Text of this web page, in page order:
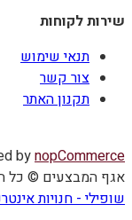
שירות לקוחות
תנאי שימוש
צור קשר
תקנון האתר
bynopCommerce
אגף המבצעים © כל
שופילי - חנויות